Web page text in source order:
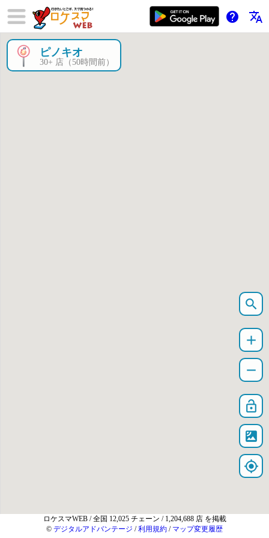
help translate
ピノキオ
30+ 店（50時間前）
search
add
remove
lock_open
satellite
my_location
ロケスマWEB / 全国 12,025 チェーン / 1,204,688 店 を掲載
© デジタルアドバンテージ /利用規約 / マップ変更履歴